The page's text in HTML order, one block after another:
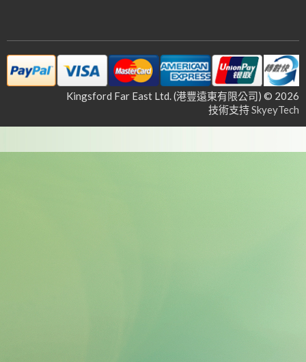
Kingsford Far East Ltd. (港豐遠東有限公司) © 2026
技術支持SkyeyTech